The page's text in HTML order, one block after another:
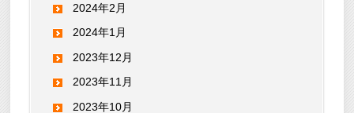
2024年2月
2024年1月
2023年12月
2023年11月
2023年10月